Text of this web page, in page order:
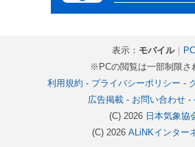
表示： モバイル｜
PC
※PCの閲覧は一部制限さ
利用規約 - プライバシーポリシー -
広告掲載- お問い合わせ-
(C) 2026 日本気象協
(C) 2026 ALiNKインター